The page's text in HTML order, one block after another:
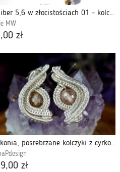
Kaliber 5,6 w złocistościach 01 - kolczyki
MW
zł
Cyrkonia, posrebrzane kolczyki z cyrkonią
zł